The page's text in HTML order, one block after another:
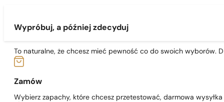
Wypróbuj, a później zdecyduj
To naturalne, że chcesz mieć pewność co do swoich wyborów.
Zamów
Wybierz zapachy, które chcesz przetestować, darmowa wysyłka